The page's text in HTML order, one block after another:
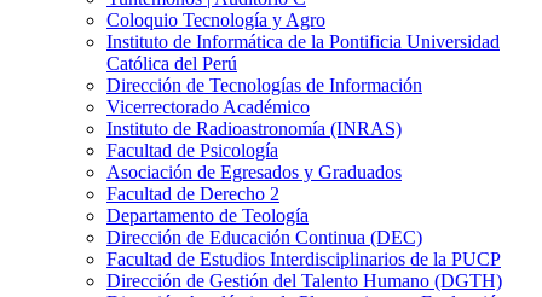
Coloquio Tecnología y Agro
Instituto de Informática de la Pontificia Universidad
Católica del Perú
Dirección de Tecnologías de Información
Vicerrectorado Académico
Instituto de Radioastronomía (INRAS)
Facultad de Psicología
Asociación de Egresados y Graduados
Facultad de Derecho 2
Departamento de Teología
Dirección de Educación Continua (DEC)
Facultad de Estudios Interdisciplinarios de la PUCP
Dirección de Gestión del Talento Humano (DGTH)